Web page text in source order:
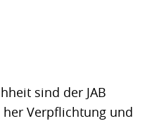
sind der JAB
her Verpflichtung und